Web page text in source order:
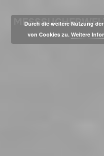
Durch die weitere Nutzung
von Cookies zu.Weitere